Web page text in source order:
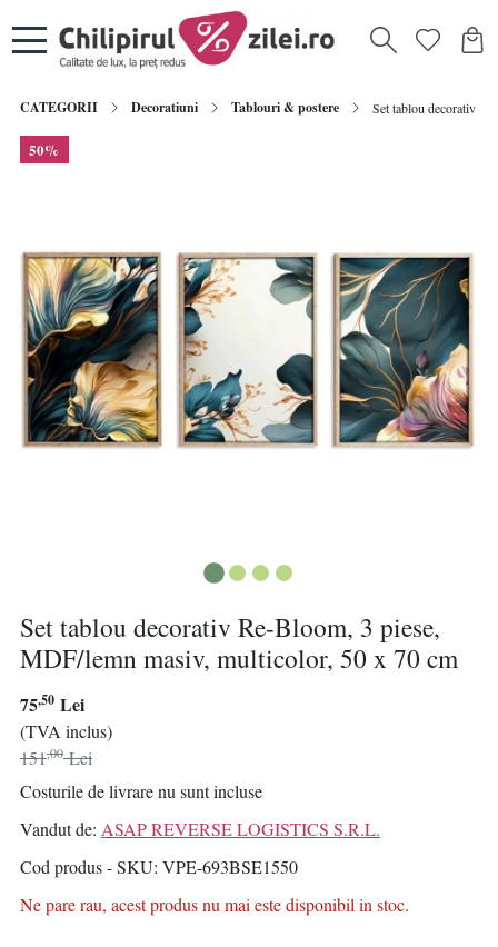
CATEGORII Decoratiuni Tablouri & postere Set tablou decorativ
50%
Set tablou decorativ Re-Bloom, 3 piese,
MDF/lemn masiv, multicolor, 50 x 70 cm
75,50 Lei
(TVA inclus)
151,00 Lei
Costurile de livrare nu sunt incluse
Vandut de: ASAP REVERSE LOGISTICS S.R.L.
Cod produs - SKU VPE-693BSE1550
Ne pare rau, acest produs nu mai este disponibil in stoc.